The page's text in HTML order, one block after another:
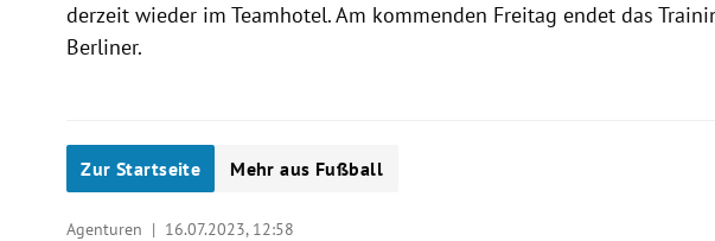
derzeit wieder im Teamhotel. Am kommenden Freitag endet das
Berliner.
Zur Startseite Mehr aus Fußball
Agenturen | 16.07.2023, 12:58